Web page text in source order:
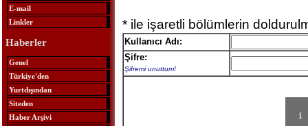
E-mail
Linkler
Haberler
Genel
Türkiye'den
Yurtdışından
Siteden
Haber Arşivi
* ile işaretli bölümlerin
Kullanıcı Adı:
Şifre:
Şifremi unuttum!